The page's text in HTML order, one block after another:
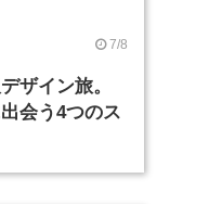
7/8
ザイン旅。
会う4つのス